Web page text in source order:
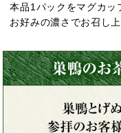
本品1パックをマグカッ
お好みの濃さでお召し